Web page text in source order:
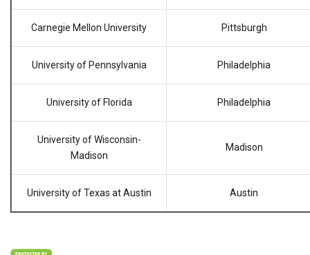
Carnegie Mellon University Pittsburgh
University of Pennsylvania Philadelphia
University of Florida Philadelphia
University of Wisconsin-
Madison
Madison
University of Texas at Austin Austin